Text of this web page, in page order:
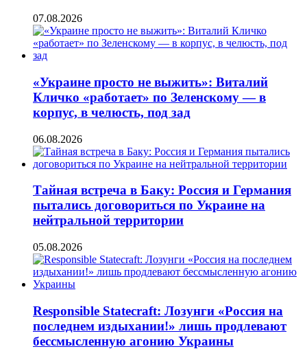
07.08.2026
«Украине просто не выжить»: Виталий
Кличко «работает» по Зеленскому — в
корпус, в челюсть, под зад
06.08.2026
Тайная встреча в Баку: Россия и Германия
пытались договориться по Украине на
нейтральной территории
05.08.2026
Responsible Statecraft: Лозунги «Россия на
последнем издыхании!» лишь продлевают
бессмысленную агонию Украины